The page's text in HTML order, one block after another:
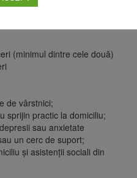
vârstnice care se confruntă
(minimul dintre cele două)
de vârstnici;
sprijin practic la domiciliu;
sau anxietate
un cerc de suport;
și asistenții sociali din